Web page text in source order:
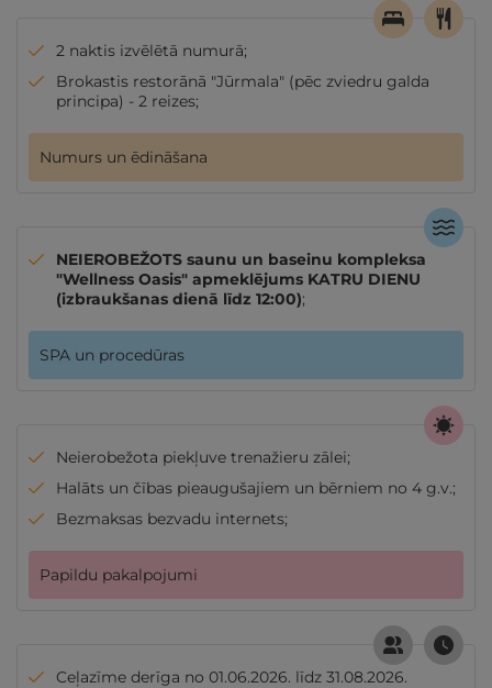
2 naktis izvēlētā numurā;
Brokastis restorānā "Jūrmala" (pēc zviedru galda
principa) - 2 reizes;
Numurs un ēdināšana
NEIEROBEŽOTS saunu un baseinu kompleksa
"Wellness Oasis" apmeklējums KATRU DIENU
(izbraukšanas dienā līdz 12:00);
SPA un procedūras
Neierobežota piekļuve trenažieru zālei;
Halāts un čības pieaugušajiem un bērniem no 4 g.v.;
Bezmaksas bezvadu internets;
Papildu pakalpojumi
Ceļazīme derīga no 01.06.2026. līdz 31.08.2026.